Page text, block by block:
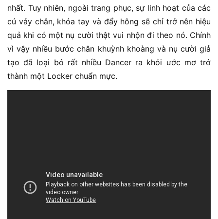
nhất. Tuy nhiên, ngoài trang phục, sự linh hoạt của các
cú vảy chân, khóa tay và đẩy hông sẽ chỉ trở nên hiệu
quả khi có một nụ cười thật vui nhộn đi theo nó. Chính
vì vậy nhiều bước chân khuỳnh khoàng và nụ cười giả
tạo đã loại bỏ rất nhiều Dancer ra khỏi ước mơ trở
thành một Locker chuẩn mực.